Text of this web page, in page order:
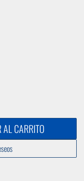
AL CARRITO